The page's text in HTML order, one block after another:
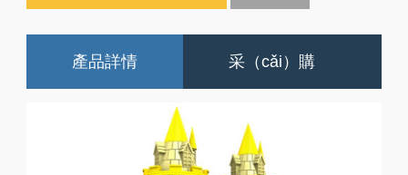
產品詳情 采（cǎi）購